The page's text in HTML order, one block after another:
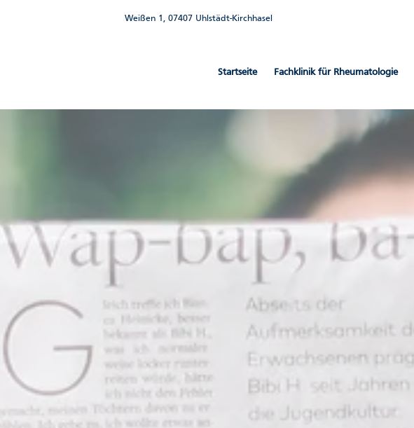
Weißen 1, 07407 Uhlstädt-Kirchhasel
Startseite Fachklinik für Rheumatologie